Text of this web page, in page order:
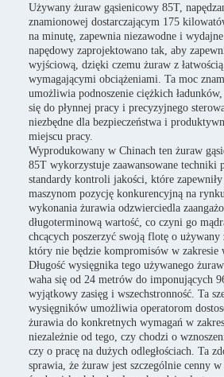
Używany żuraw gąsienicowy 85T,
znamionowej dostarczającym 175
na minutę, zapewnia niezawodne i wydajne
napędowy zaprojektowano tak, aby
wyjściową, dzięki czemu żuraw z
wymagającymi obciążeniami. Ta moc
umożliwia podnoszenie ciężkich
się do płynnej pracy i precyzyjnego
niezbędne dla bezpieczeństwa i
miejscu pracy.
Wyprodukowany w Chinach ten żuraw
85T wykorzystuje zaawansowane techniki
standardy kontroli jakości, które
maszynom pozycję konkurencyjną na
wykonania żurawia odzwierciedla
długoterminową wartość, co czyni go
chcących poszerzyć swoją flotę o używany
który nie będzie kompromisów w zakresie
Długość wysięgnika tego używanego
waha się od 24 metrów do imponujących
wyjątkowy zasięg i wszechstronność. Ta
wysięgników umożliwia operatorom
żurawia do konkretnych wymagań w
niezależnie od tego, czy chodzi o
czy o pracę na dużych odległościach. Ta
sprawia, że ​​żuraw jest szczególnie cenny w